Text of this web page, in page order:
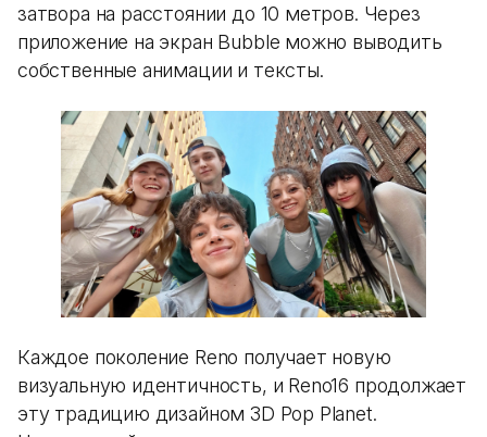
затвора на расстоянии до 10 метров. Через
приложение на экран Bubble можно выводить
собственные анимации и тексты.
Каждое поколение Reno получает новую
визуальную идентичность, и Reno16 продолжает
эту традицию дизайном 3D Pop Planet.